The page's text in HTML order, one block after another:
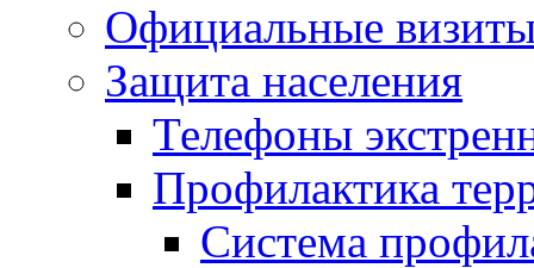
Официальные
Защита населения
Телефоны
Профилактика
Система